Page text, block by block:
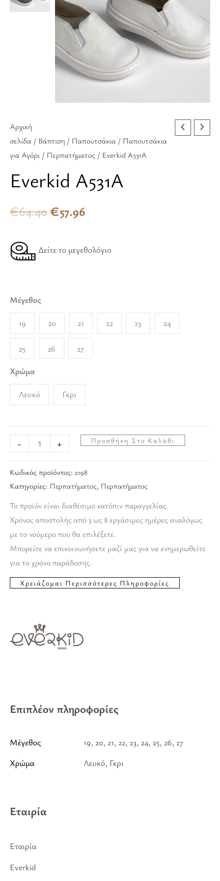
Αρχική
σελίδα / Βάπτιση / Παπουτσάκια / Παπουτσάκια
για Αγόρι / Περπατήματος / Everkid A531A
Everkid A531A
€64.40
€64.40.
€57.96
είναι:
€57.96.
Δείτε το μεγεθολόγιο
Μέγεθος
19 20 21 22 23 24
25 26 27
Χρώμα
Λευκό Γκρι
- + Προσθήκη Στο Καλάθι
Κωδικός προϊόντος: 2198
Κατηγορίες: Περπατήματος, Περπατήματος
Το προϊόν είναι διαθέσιμο κατόπιν παραγγελίας.
Χρόνος αποστολής από 3 ως 8 εργάσιμες ημέρες αναλόγως
με το νούμερο που θα επιλέξετε.
Μπορείτε να επικοινωνήσετε μαζί μας για να ενημερωθείτε
για το χρόνο παράδοσης.
Επιπλέον πληροφορίες
Μέγεθος
19, 20, 21, 22, 23, 24, 25, 26, 27
Χρώμα
Λευκό, Γκρι
Εταιρία
Εταιρία
Everkid